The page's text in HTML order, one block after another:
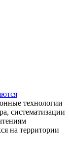
технологии
систематизации
на территории